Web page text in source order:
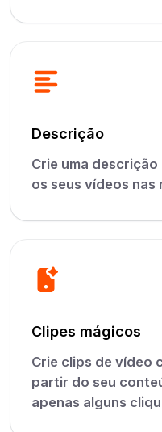
Descrição
Crie uma
os seus vídeos nas
Clipes mágicos
Crie clips de vídeo
partir do seu
apenas alguns